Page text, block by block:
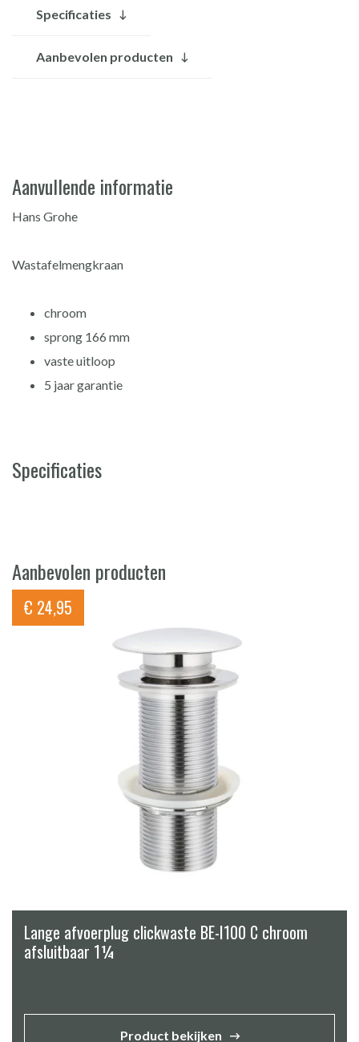
Specificaties
Aanbevolen producten
Aanvullende informatie
Hans Grohe
Wastafelmengkraan
chroom
sprong 166 mm
vaste uitloop
5 jaar garantie
Specificaties
Aanbevolen producten
€ 24,95
Lange afvoerplug clickwaste BE-I100 C chroom
afsluitbaar 1¼
Product bekijken